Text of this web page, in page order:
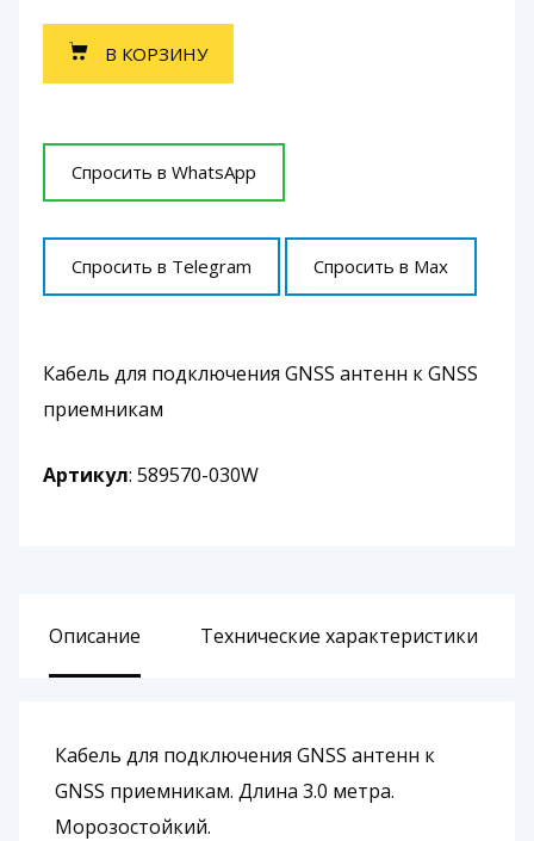
В КОРЗИНУ
Спросить в WhatsApp
Спросить в Telegram Спросить в Max
Кабель для подключения GNSS антенн к GNSS
приемникам
Артикул: 589570-030W
Описание Технические характеристики
Кабель для подключения GNSS антенн к
GNSS приемникам. Длина 3.0 метра.
Морозостойкий.